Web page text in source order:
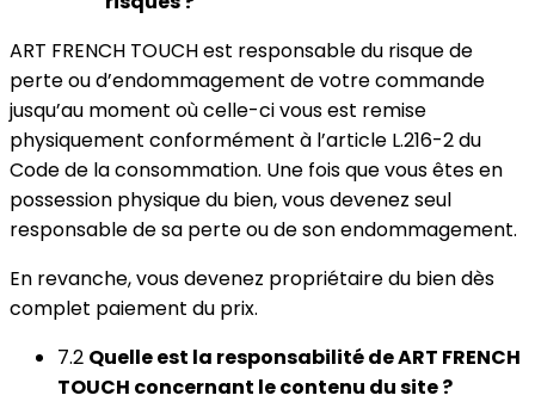
ART FRENCH TOUCH est responsable du risque de
perte ou d’endommagement de votre commande
jusqu’au moment où celle-ci vous est remise
physiquement conformément à l’article L.216-2 du
Code de la consommation. Une fois que vous êtes en
possession physique du bien, vous devenez seul
responsable de sa perte ou de son endommagement.
En revanche, vous devenez propriétaire du bien dès
complet paiement du prix.
7.2 Quelle est la responsabilité de ART FRENCH
TOUCH concernant le contenu du site ?